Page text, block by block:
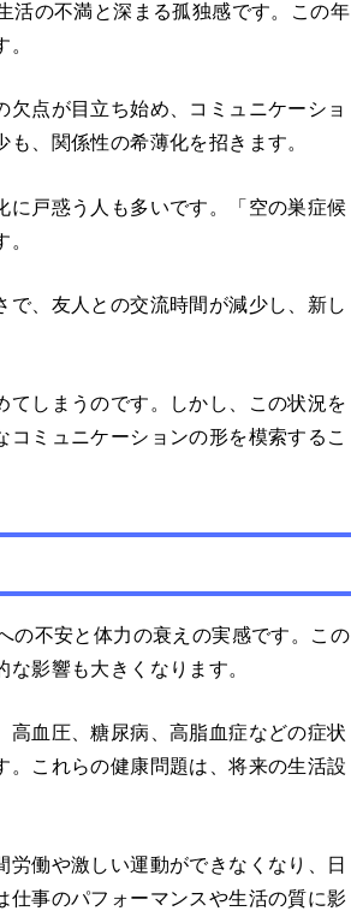
活の不満と深まる孤独感です。この年
点が目立ち始め、コミュニケーショ
、関係性の希薄化を招きます。
に戸惑う人も多いです。「空の巣症候
、友人との交流時間が減少し、新し
てしまうのです。しかし、この状況を
ミュニケーションの形を模索するこ
の不安と体力の衰えの実感です。この
影響も大きくなります。
高血圧、糖尿病、高脂血症などの症状
これらの健康問題は、将来の生活設
働や激しい運動ができなくなり、日
仕事のパフォーマンスや生活の質に影